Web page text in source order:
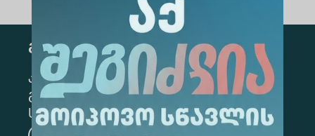
გამოწერა
კონკრეტული მიმართულების
გამოსაწერად, მონიშნეთ შესაბამისი
სექცია